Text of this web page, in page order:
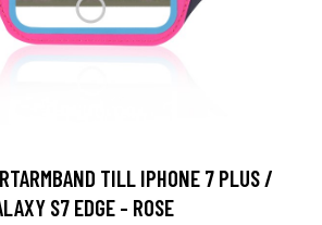
TILL IPHONE 7 PLUS /
S7 EDGE - ROSE